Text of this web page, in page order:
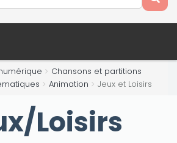
Chansons et partitions
Animation Jeux et Loisirs
Loisirs